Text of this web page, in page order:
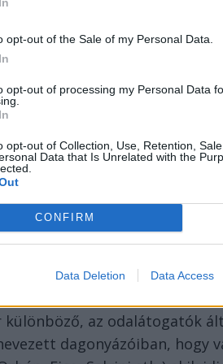
opt-out of the Sale of my Personal Data.
opt-out of processing my Personal Data
opt-out of Collection, Use, Retention,
Data that Is Unrelated with the
CONFIRM
Data Deletion Data Access
akiket mostanság a
sorolni, többnyire
ragadozókból,
sunyi
Hozzá is teszem
(akkor is, ha hibákat
akik vállalják a
amelyért felelnek,
És tisztelettel fordulnak
politikai ellenfél.
különböző, az odalátogatók
dagonyázóiban, hogy